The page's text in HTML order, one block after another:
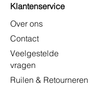
Klantenservice
Over ons
Contact
Veelgestelde
vragen
Ruilen & Retourneren